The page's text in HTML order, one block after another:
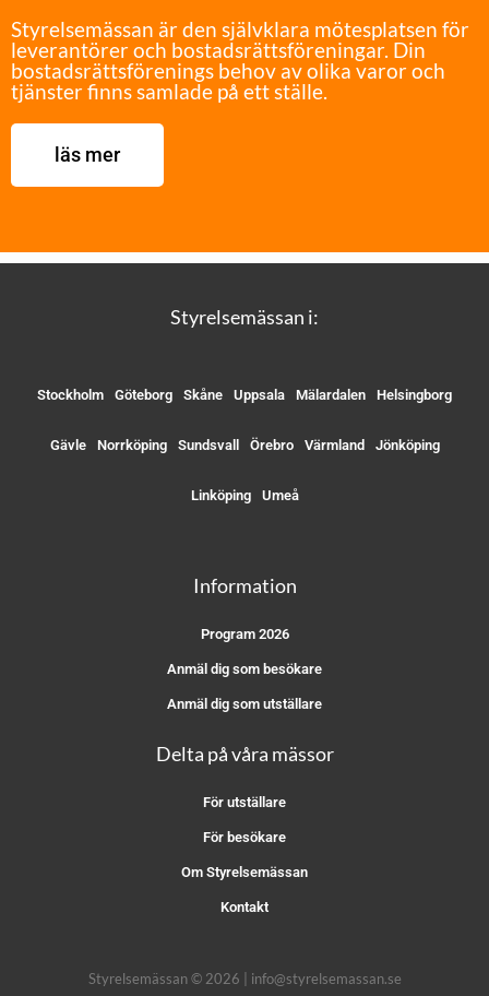
Styrelsemässan är den självklara mötesplatsen för
leverantörer och bostadsrättsföreningar. Din
bostadsrättsförenings behov av olika varor och
tjänster finns samlade på ett ställe.
läs mer
Styrelsemässan i:
Stockholm Göteborg Skåne Uppsala Mälardalen Helsingborg
Gävle Norrköping Sundsvall Örebro Värmland Jönköping
Linköping Umeå
Information
Program 2026
Anmäl dig som besökare
Anmäl dig som utställare
Delta på våra mässor
För utställare
För besökare
Om Styrelsemässan
Kontakt
Styrelsemässan © 2026 | info@styrelsemassan.se